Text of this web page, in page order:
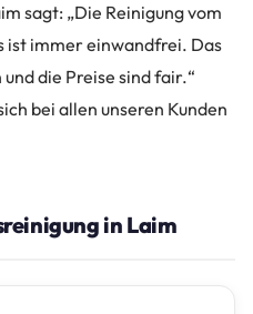
sagt: „Die Reinigung vom
ist immer einwandfrei. Das
die Preise sind fair.“
bei allen unseren Kunden
in Laim